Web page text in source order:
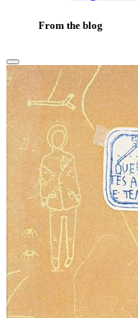
From the blog